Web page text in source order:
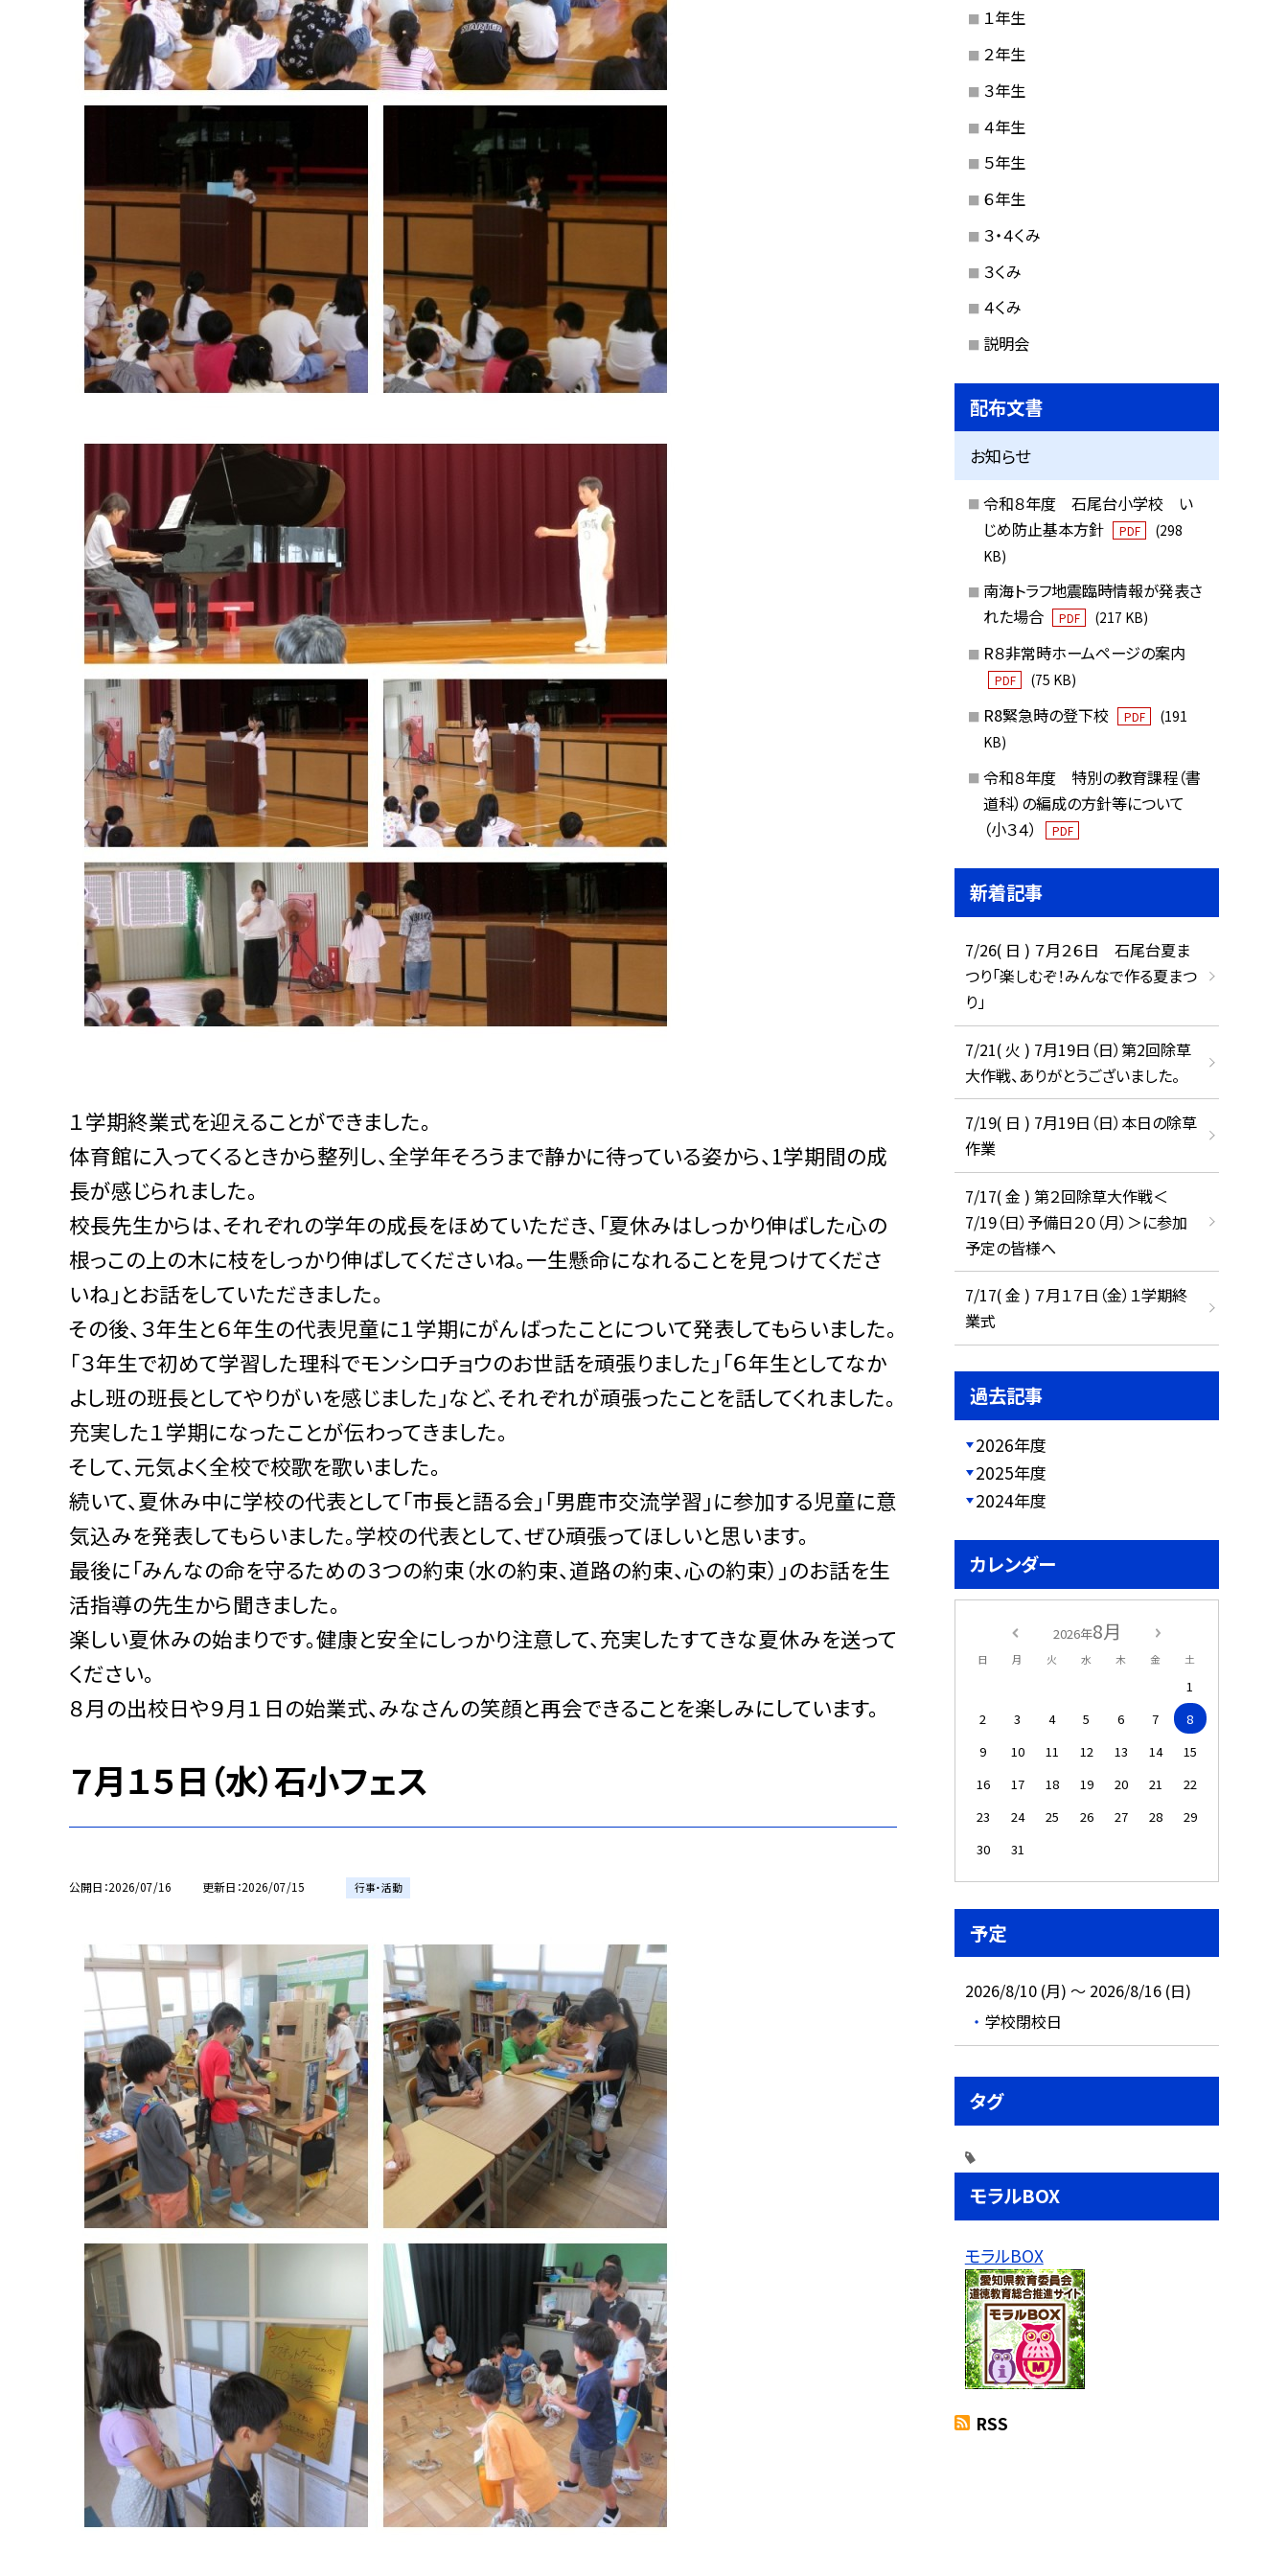
１学期終業式を迎えることができました。
体育館に入ってくるときから整列し、全学年そろうまで静かに待っている姿から、1学期間の成
長が感じられました。
校長先生からは、それぞれの学年の成長をほめていただき、「夏休みはしっかり伸ばした心の
根っこの上の木に枝をしっかり伸ばしてくださいね。一生懸命になれることを見つけてくださ
いね」とお話をしていただきました。
その後、３年生と６年生の代表児童に１学期にがんばったことについて発表してもらいました。
「３年生で初めて学習した理科でモンシロチョウのお世話を頑張りました」「６年生としてなか
よし班の班長としてやりがいを感じました」など、それぞれが頑張ったことを話してくれました。
充実した１学期になったことが伝わってきました。
そして、元気よく全校で校歌を歌いました。
続いて、夏休み中に学校の代表として「市長と語る会」「男鹿市交流学習」に参加する児童に意
気込みを発表してもらいました。学校の代表として、ぜひ頑張ってほしいと思います。
最後に「みんなの命を守るための３つの約束（水の約束、道路の約束、心の約束）」のお話を生
活指導の先生から聞きました。
楽しい夏休みの始まりです。健康と安全にしっかり注意して、充実したすてきな夏休みを送って
ください。
８月の出校日や９月１日の始業式、みなさんの笑顔と再会できることを楽しみにしています。
７月１５日（水）石小フェス
公開日 2026/07/16 更新日 2026/07/15 行事・活動
１年生
２年生
３年生
４年生
５年生
６年生
３・４くみ
３くみ
４くみ
説明会
配布文書
お知らせ
令和８年度 石尾台小学校 い
じめ防止基本方針
PDF
(298
KB)
南海トラフ地震臨時情報が発表さ
れた場合
PDF (217 KB)
R８非常時ホームページの案内
PDF (75 KB)
R8緊急時の登下校 PDF
(191
KB)
令和８年度 特別の教育課程（書
道科）の編成の方針等について
（小３４）
PDF
新着記事
7/26( 日 ) ７月２６日 石尾台夏ま
つり「楽しむぞ！みんなで作る夏まつ
り」
7/21( 火 ) 7月19日（日）第2回除草
大作戦、ありがとうございました。
7/19( 日 ) 7月19日（日）本日の除草
作業
7/17( 金 ) 第２回除草大作戦＜
7/19（日）予備日２０（月）＞に参加
予定の皆様へ
7/17( 金 ) ７月１７日（金）１学期終
業式
過去記事
2026年度
2025年度
2024年度
カレンダー
2026年8月
日 月 火 水 木 金 土
1
2
3 4 5 6 7
8
9
10 11 12 13 14
15
16
17 18 19 20 21
22
23
24 25 26 27 28
29
30
31
予定
2026/8/10 (月) ～ 2026/8/16 (日)
学校閉校日
タグ
モラルBOX
モラルBOX
RSS